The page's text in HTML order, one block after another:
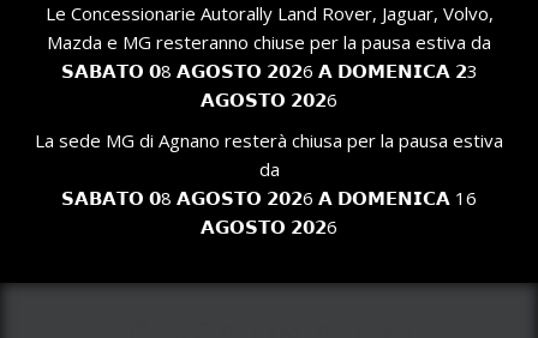
Le Concessionarie Autorally Land Rover, Jaguar, Volvo,
Mazda e MG resteranno chiuse per la pausa estiva da
𝗦𝗔𝗕𝗔𝗧𝗢 𝟬8 𝗔𝗚𝗢𝗦𝗧𝗢 𝟮𝟬𝟮6 𝗔 𝗗𝗢𝗠𝗘𝗡𝗜𝗖𝗔 𝟮3
𝗔𝗚𝗢𝗦𝗧𝗢 𝟮𝟬𝟮6
La sede MG di Agnano resterà chiusa per la pausa estiva
da
𝗦𝗔𝗕𝗔𝗧𝗢 𝟬8 𝗔𝗚𝗢𝗦𝗧𝗢 𝟮𝟬𝟮6 𝗔 𝗗𝗢𝗠𝗘𝗡𝗜𝗖𝗔 16
𝗔𝗚𝗢𝗦𝗧𝗢 𝟮𝟬𝟮6